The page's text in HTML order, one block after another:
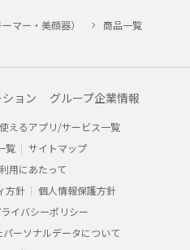
マー・美顔器）
商品一覧
ョン グループ企業情報
えるアプリ/サービス一覧
覧
サイトマップ
用にあたって
方針
個人情報保護方針
イバシーポリシー
ーソナルデータについて